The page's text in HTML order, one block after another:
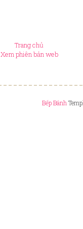
Trang chủ
Xem phiên bản web
Bếp Bánh